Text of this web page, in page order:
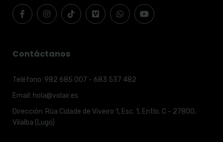
Contáctanos
Teléfono: 982 685 007 - 683 537 482
Email: hola@volair.es
Dirección: Rúa Cidade de Viveiro 1, Esc. 1, Entlo. C - 27800,
Vilalba (Lugo)